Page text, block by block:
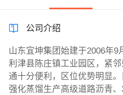
公司介绍
山东宜坤集团始建于2006年9
利津县陈庄镇工业园区，紧
通十分便利，区位优势明显
强化蒸馏生产高级道路沥青